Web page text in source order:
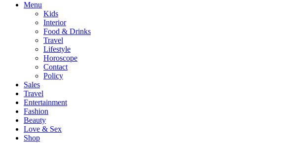
Menu
Kids
Interior
Food & Drinks
Travel
Lifestyle
Horoscope
Contact
Policy
Sales
Travel
Entertainment
Fashion
Beauty
Love & Sex
Shop